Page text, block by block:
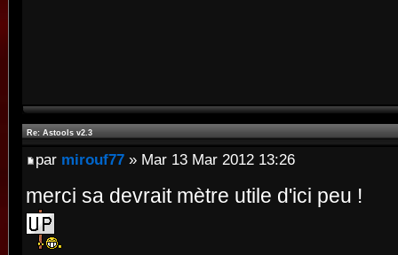
Re: Astools v2.3
par mirouf77 » Mar 13 Mar 2012 13:26
merci sa devrait mètre utile d'ici peu !